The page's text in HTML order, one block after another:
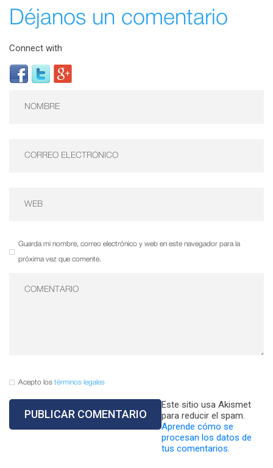
Déjanos un comentario
Connect with
Guarda mi nombre, correo electrónico y web en este navegador para la
próxima vez que comente.
Acepto los términos legales
Este sitio usa Akismet
para reducir el spam.
Aprende cómo se
procesan los datos de
tus comentarios.